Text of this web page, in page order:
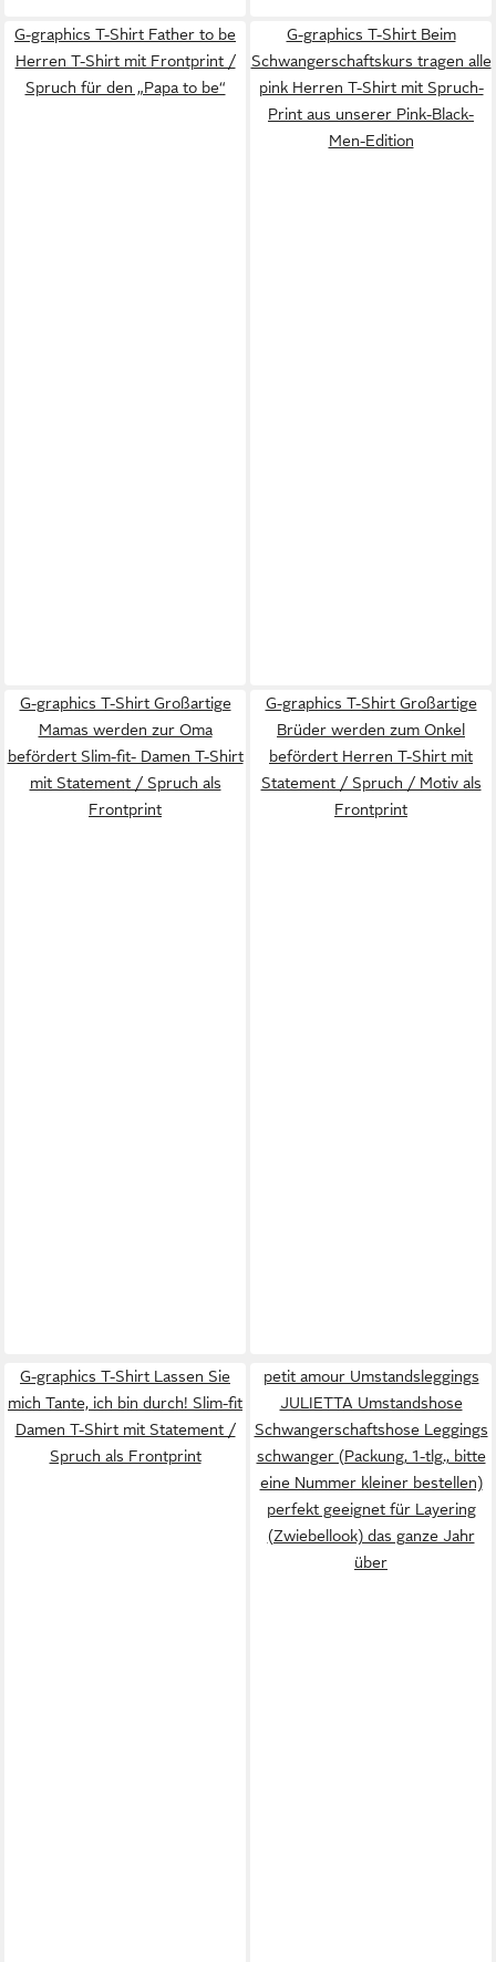
G-graphics T-Shirt Father to be
Herren T-Shirt mit Frontprint /
Spruch für den „Papa to be“
G-graphics T-Shirt Beim
Schwangerschaftskurs tragen alle
pink Herren T-Shirt mit Spruch-
Print aus unserer Pink-Black-
Men-Edition
G-graphics T-Shirt Großartige
Mamas werden zur Oma
befördert Slim-fit- Damen T-Shirt
mit Statement / Spruch als
Frontprint
G-graphics T-Shirt Großartige
Brüder werden zum Onkel
befördert Herren T-Shirt mit
Statement / Spruch / Motiv als
Frontprint
G-graphics T-Shirt Lassen Sie
mich Tante, ich bin durch! Slim-fit
Damen T-Shirt mit Statement /
Spruch als Frontprint
petit amour Umstandsleggings
JULIETTA Umstandshose
Schwangerschaftshose Leggings
schwanger (Packung, 1-tlg., bitte
eine Nummer kleiner bestellen)
perfekt geeignet für Layering
(Zwiebellook) das ganze Jahr
über